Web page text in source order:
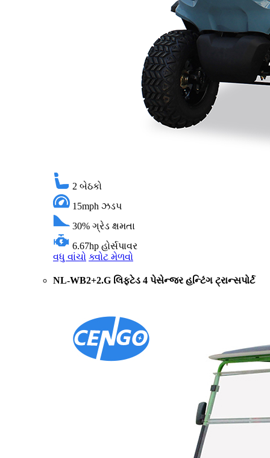
2 બેઠકો
15mph ઝડપ
30% ગ્રેડ ક્ષમતા
6.67hp હોર્સપાવર
વધુ વાંચો ક્વોટ મેળવો
NL-WB2+2.G લિફ્ટેડ 4 પેસેન્જર હન્ટિંગ ટ્રાન્સપોર્ટ